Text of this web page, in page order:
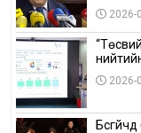
2026-
2026-